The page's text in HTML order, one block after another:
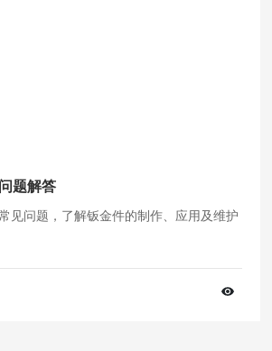
题解答
见问题，了解钣金件的制作、应用及维护